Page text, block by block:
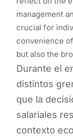
management
crucial for
convenience
but also the
Durante el
distintos
que la
salariales
contexto